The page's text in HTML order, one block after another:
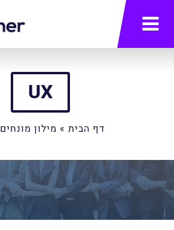
תפריט
UX
דף הבית » מילון מונחים